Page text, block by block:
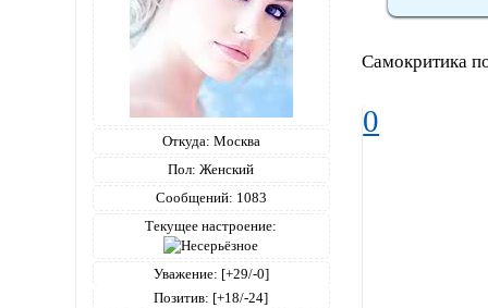
Откуда: Москва
Пол: Женский
Сообщений: 1083
Текущее настроение:
Уважение: [+29/-0]
Позитив: [+18/-24]
Самокритика
0